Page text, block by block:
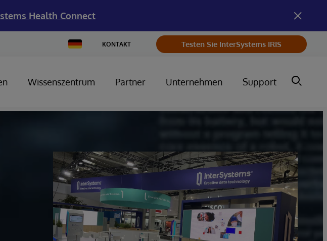
Health Connect
Change
Country
KONTAKT Testen Sie InterSystems IRIS
Wissenszentrum Partner Unternehmen Support